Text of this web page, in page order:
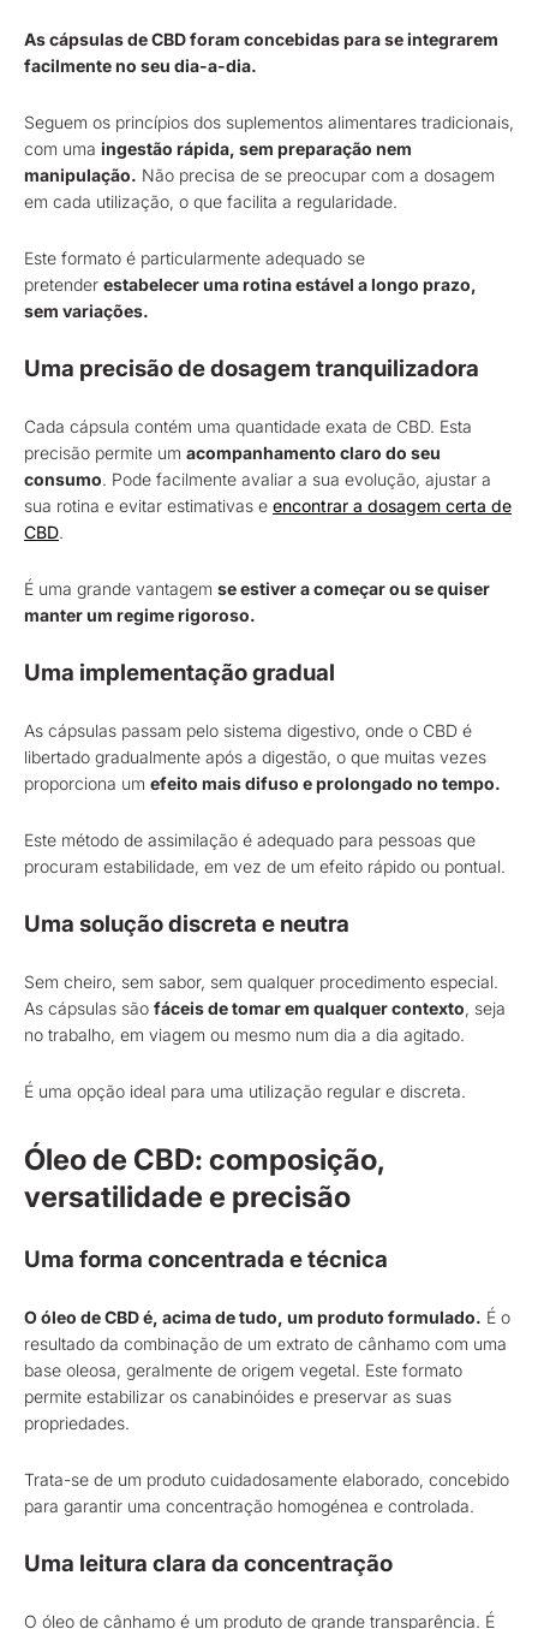
As cápsulas de CBD foram concebidas para se integrarem
facilmente no seu dia-a-dia.
Seguem os princípios dos suplementos alimentares tradicionais,
com uma ingestão rápida, sem preparação nem
manipulação. Não precisa de se preocupar com a dosagem
em cada utilização, o que facilita a regularidade.
Este formato é particularmente adequado se
pretender estabelecer uma rotina estável a longo prazo,
sem variações.
Uma precisão de dosagem tranquilizadora
Cada cápsula contém uma quantidade exata de CBD. Esta
precisão permite um acompanhamento claro do seu
consumo. Pode facilmente avaliar a sua evolução, ajustar a
sua rotina e evitar estimativas e encontrar a dosagem certa de
CBD.
É uma grande vantagem se estiver a começar ou se quiser
manter um regime rigoroso.
Uma implementação gradual
As cápsulas passam pelo sistema digestivo, onde o CBD é
libertado gradualmente após a digestão, o que muitas vezes
proporciona um efeito mais difuso e prolongado no tempo.
Este método de assimilação é adequado para pessoas que
procuram estabilidade, em vez de um efeito rápido ou pontual.
Uma solução discreta e neutra
Sem cheiro, sem sabor, sem qualquer procedimento especial.
As cápsulas são fáceis de tomar em qualquer contexto, seja
no trabalho, em viagem ou mesmo num dia a dia agitado.
É uma opção ideal para uma utilização regular e discreta.
Óleo de CBD: composição,
versatilidade e precisão
Uma forma concentrada e técnica
O óleo de CBD é, acima de tudo, um produto formulado. É o
resultado da combinação de um extrato de cânhamo com uma
base oleosa, geralmente de origem vegetal. Este formato
permite estabilizar os canabinóides e preservar as suas
propriedades.
Trata-se de um produto cuidadosamente elaborado, concebido
para garantir uma concentração homogénea e controlada.
Uma leitura clara da concentração
O óleo de cânhamo é um produto de grande transparência. É